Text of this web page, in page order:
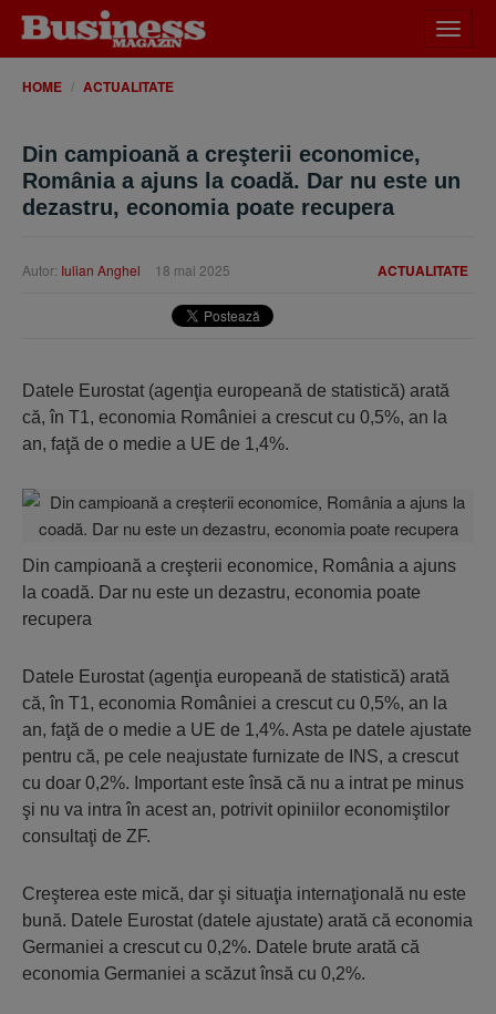
meniu
HOME ACTUALITATE
Din campioană a creşterii economice,
România a ajuns la coadă. Dar nu este un
dezastru, economia poate recupera
ACTUALITATE
Autor: Iulian Anghel 18 mai 2025
Datele Eurostat (agenţia europeană de statistică) arată
că, în T1, economia României a crescut cu 0,5%, an la
an, faţă de o medie a UE de 1,4%.
Din campioană a creşterii economice, România a ajuns
la coadă. Dar nu este un dezastru, economia poate
recupera
Datele Eurostat (agenţia europeană de statistică) arată
că, în T1, economia României a crescut cu 0,5%, an la
an, faţă de o medie a UE de 1,4%. Asta pe datele ajustate
pentru că, pe cele neajustate furnizate de INS, a crescut
cu doar 0,2%. Important este însă că nu a intrat pe minus
şi nu va intra în acest an, potrivit opiniilor economiştilor
consultaţi de ZF.
Creşterea este mică, dar şi situaţia internaţională nu este
bună. Datele Eurostat (datele ajustate) arată că economia
Germaniei a crescut cu 0,2%. Datele brute arată că
economia Germaniei a scăzut însă cu 0,2%.